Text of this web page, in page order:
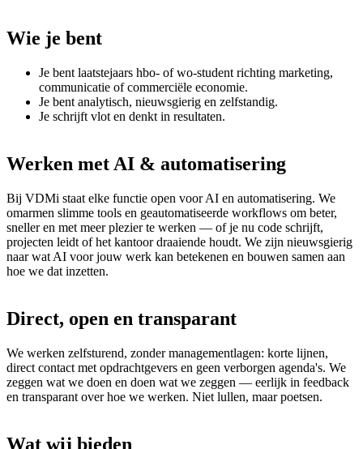
Wie je bent
Je bent laatstejaars hbo- of wo-student richting marketing,
communicatie of commerciële economie.
Je bent analytisch, nieuwsgierig en zelfstandig.
Je schrijft vlot en denkt in resultaten.
Werken met AI & automatisering
Bij VDMi staat elke functie open voor AI en automatisering. We
omarmen slimme tools en geautomatiseerde workflows om beter,
sneller en met meer plezier te werken — of je nu code schrijft,
projecten leidt of het kantoor draaiende houdt. We zijn nieuwsgierig
naar wat AI voor jouw werk kan betekenen en bouwen samen aan
hoe we dat inzetten.
Direct, open en transparant
We werken zelfsturend, zonder managementlagen: korte lijnen,
direct contact met opdrachtgevers en geen verborgen agenda's. We
zeggen wat we doen en doen wat we zeggen — eerlijk in feedback
en transparant over hoe we werken. Niet lullen, maar poetsen.
Wat wij bieden